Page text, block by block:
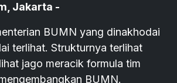
Jakarta -
BUMN yang dinakhodai
terlihat. Strukturnya terlihat
jago meracik formula tim
BUMN.